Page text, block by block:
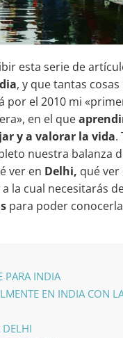
esta serie de
, y que tantas
por el 2010 mi
en el que
y a valorar la vida.
nuestra balanza
ver en Delhi, qué ver
la cual necesitarás
para poder
PARA INDIA
EN INDIA CON
DELHI